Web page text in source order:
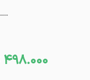
498.000